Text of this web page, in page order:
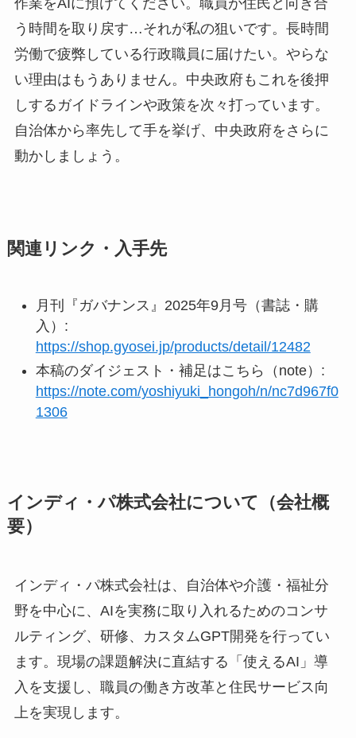
う時間を取り戻す…それが私の狙いです。長時間
労働で疲弊している行政職員に届けたい。やらな
い理由はもうありません。中央政府もこれを後押
しするガイドラインや政策を次々打っています。
自治体から率先して手を挙げ、中央政府をさらに
動かしましょう。
関連リンク・入手先
月刊『ガバナンス』2025年9月号（書誌・購
入）:
https://shop.gyosei.jp/products/detail/12482
本稿のダイジェスト・補足はこちら（note）:
https://note.com/yoshiyuki_hongoh/n/nc7d967f0
1306
インディ・パ株式会社について（会社概
要）
インディ・パ株式会社は、自治体や介護・福祉分
野を中心に、AIを実務に取り入れるためのコンサ
ルティング、研修、カスタムGPT開発を行ってい
ます。現場の課題解決に直結する「使えるAI」導
入を支援し、職員の働き方改革と住民サービス向
上を実現します。